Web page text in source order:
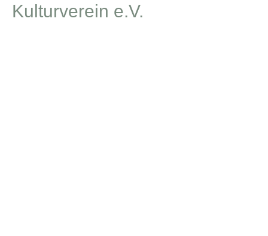
Kulturverein e.V.